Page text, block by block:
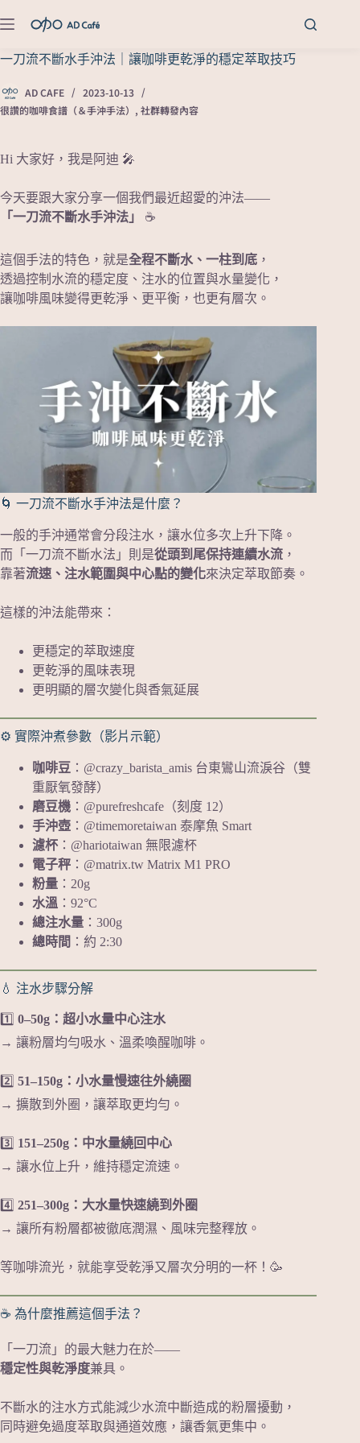
一刀流不斷水手沖法｜讓咖啡更乾淨的穩定萃取技巧
AD CAFE
2023-10-13
很讚的咖啡食譜（＆手沖手法） , 社群轉發內容
Hi 大家好，我是阿迪 🎤
今天要跟大家分享一個我們最近超愛的沖法——
「一刀流不斷水手沖法」
☕
這個手法的特色，就是全程不斷水、一柱到底 ，
透過控制水流的穩定度、注水的位置與水量變化，
讓咖啡風味變得更乾淨、更平衡，也更有層次。
🌀 一刀流不斷水手沖法是什麼？
一般的手沖通常會分段注水，讓水位多次上升下降。
而「一刀流不斷水法」則是從頭到尾保持連續水流 ，
靠著流速、注水範圍與中心點的變化來決定萃取節奏。
這樣的沖法能帶來：
更穩定的萃取速度
更乾淨的風味表現
更明顯的層次變化與香氣延展
⚙️ 實際沖煮參數（影片示範）
咖啡豆 ：@crazy_barista_amis 台東鸞山流淚谷（雙
重厭氧發酵）
磨豆機 ：@purefreshcafe（刻度 12）
手沖壺 ：@timemoretaiwan 泰摩魚 Smart
濾杯 ：@hariotaiwan 無限濾杯
電子秤 ：@matrix.tw Matrix M1 PRO
粉量 ：20g
水溫 ：92°C
總注水量 ：300g
總時間 ：約 2:30
💧 注水步驟分解
1️⃣ 0–50g：超小水量中心注水
→ 讓粉層均勻吸水、溫柔喚醒咖啡。
2️⃣ 51–150g：小水量慢速往外繞圈
→ 擴散到外圈，讓萃取更均勻。
3️⃣ 151–250g：中水量繞回中心
→ 讓水位上升，維持穩定流速。
4️⃣ 251–300g：大水量快速繞到外圈
→ 讓所有粉層都被徹底潤濕、風味完整釋放。
等咖啡流光，就能享受乾淨又層次分明的一杯！🥳
☕ 為什麼推薦這個手法？
「一刀流」的最大魅力在於——
穩定性與乾淨度兼具。
不斷水的注水方式能減少水流中斷造成的粉層擾動，
同時避免過度萃取與通道效應，讓香氣更集中。